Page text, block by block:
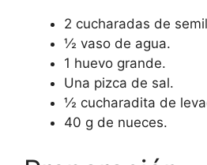
2 cucharadas de
½ vaso de agua.
1 huevo grande.
Una pizca de sal.
½ cucharadita de
40 g de nueces.